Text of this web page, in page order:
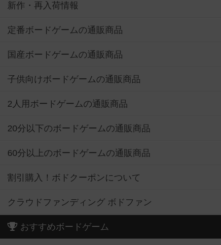
新作・再入荷情報
定番ボードゲームの通販商品
国産ボードゲームの通販商品
子供向けボードゲームの通販商品
2人用ボードゲームの通販商品
20分以下のボードゲームの通販商品
60分以上のボードゲームの通販商品
割引購入！ボドクーポンについて
クラウドファンディング ボドファン
おすすめボードゲーム